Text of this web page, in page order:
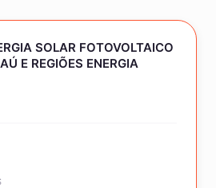
SOLAR FOTOVOLTAICO
E REGIÕES ENERGIA